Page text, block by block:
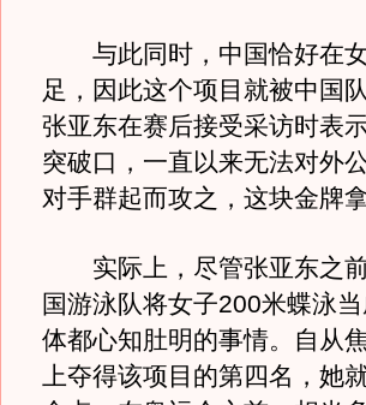
与此同时，中国恰好在女
足，因此这个项目就被中国
张亚东在赛后接受采访时表
突破口，一直以来无法对外
对手群起而攻之，这块金牌
实际上，尽管张亚东之前
国游泳队将女子200米蝶泳
体都心知肚明的事情。自从
上夺得该项目的第四名，她